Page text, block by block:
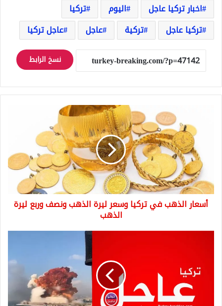
اخبار تركيا عاجل
اليوم
تركيا
تركيا عاجل
تركية عاجل عاجل تركيا
نسخ الرابط
الذهب
ونصف
وربع
ليرة
أسعار الذهب في تركيا وسعر ليرة الذهب ونصف وربع ليرة
الذهب
بالقرب